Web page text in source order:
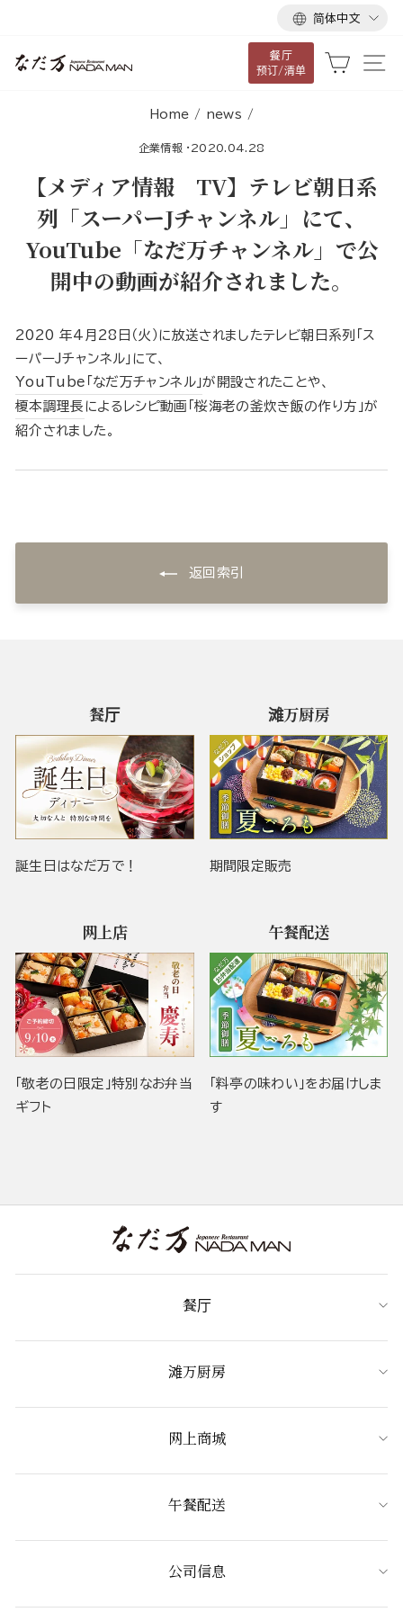
语
言
简体中文
餐厅
预订/清单
大车
Home / news /
企業情報 · 2020.04.28
【メディア情報 TV】テレビ朝日系
列「スーパーJチャンネル」にて、
YouTube「なだ万チャンネル」で公
開中の動画が紹介されました。
2020 年4月28日（火）に放送されましたテレビ朝日系列「ス
ーパーJチャンネル」にて、
YouTube「なだ万チャンネル」が開設されたことや、
榎本調理長 によるレシピ動画「桜海老の釜炊き飯の作り方」が
紹介されました。
返回索引
餐厅
誕生日はなだ万で！
滩万厨房
期間限定販売
网上店
「敬老の日限定」特別なお弁当
ギフト
午餐配送
「料亭の味わい」をお届けしま
す
餐厅
滩万厨房
网上商城
午餐配送
公司信息